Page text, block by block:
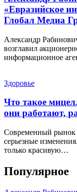
«Евразийское
Глобал Медиа
Александр
возглавил
информационное
Здоровье
Что такое
они работают,
Современный рынок
серьезные
только красивую…
Популярное